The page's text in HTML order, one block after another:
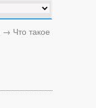
→ Что такое